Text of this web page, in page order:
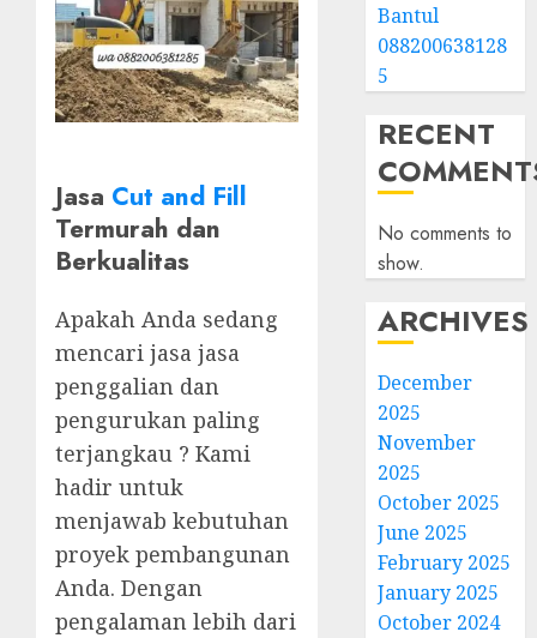
Jasa Cut and Fill
Termurah dan
Berkualitas
Apakah Anda sedang
mencari jasa jasa
penggalian dan
pengurukan paling
terjangkau ? Kami
hadir untuk
menjawab kebutuhan
proyek pembangunan
Anda. Dengan
pengalaman lebih dari
Bantul
088200638128
5
RECENT
No comments to
show.
ARCHIVES
December
2025
November
2025
October 2025
June 2025
February 2025
January 2025
October 2024